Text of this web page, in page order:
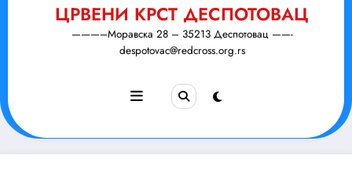
ЦРВЕНИ КРСТ ДЕСПОТОВАЦ
———–Моравска 28 – 35213 Деспотовац ——-
despotovac@redcross.org.rs